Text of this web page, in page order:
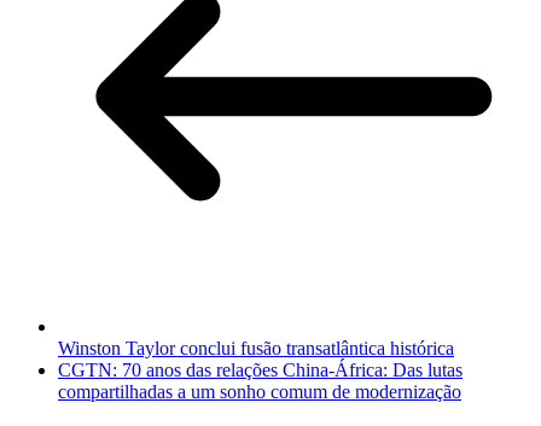
Winston Taylor conclui fusão transatlântica histórica
CGTN: 70 anos das relações China-África: Das lutas
compartilhadas a um sonho comum de modernização